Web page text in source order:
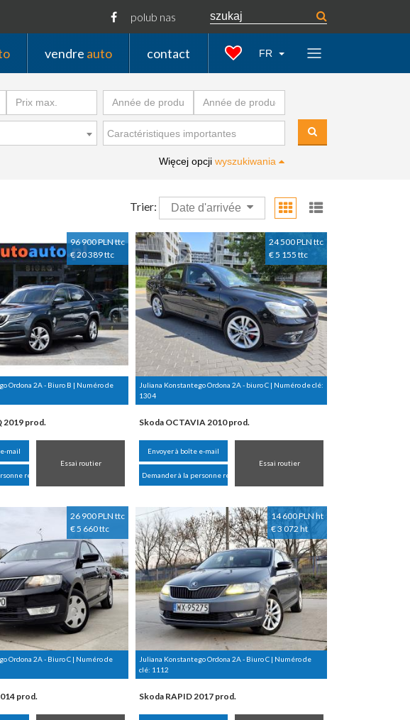
polub nas
vendre auto contact FR
Więcej opcji wyszukiwania
Trier: Date d'arrivée
96 900 PLN ttc
€ 20 389 ttc
Ordona 2A - Biuro B | Numéro de
2019 prod.
mail
responsable
Essai routier
24 500 PLN ttc
€ 5 155 ttc
Juliana Konstantego Ordona 2A - biuro C | Numéro de clé:
1304
Skoda OCTAVIA 2010 prod.
Envoyer à boîte e-mail
Demander à la personne responsable
Essai routier
26 900 PLN ttc
€ 5 660 ttc
Ordona 2A - Biuro C | Numéro de
prod.
14 600 PLN ht
€ 3 072 ht
Juliana Konstantego Ordona 2A - Biuro C | Numéro de
clé: 1112
Skoda RAPID 2017 prod.